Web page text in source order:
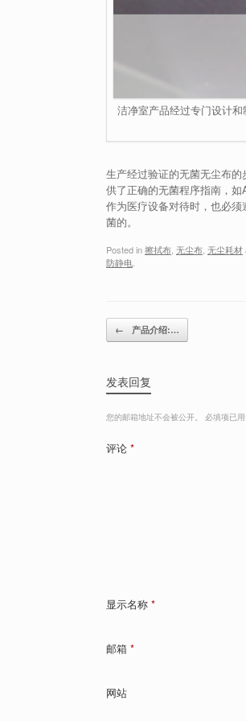
洁净室产品经过专门设计
生产经过验证的无菌无尘布
供了正确的无菌程序指南，
作为医疗设备对待时，也必
菌的。
Posted in擦拭布 无尘布 无尘耗材
防静电
Post navigation
← 产品介绍:…
发表回复
您的邮箱地址不会被公开。 必填项已用
评论 *
显示名称 *
邮箱 *
网站